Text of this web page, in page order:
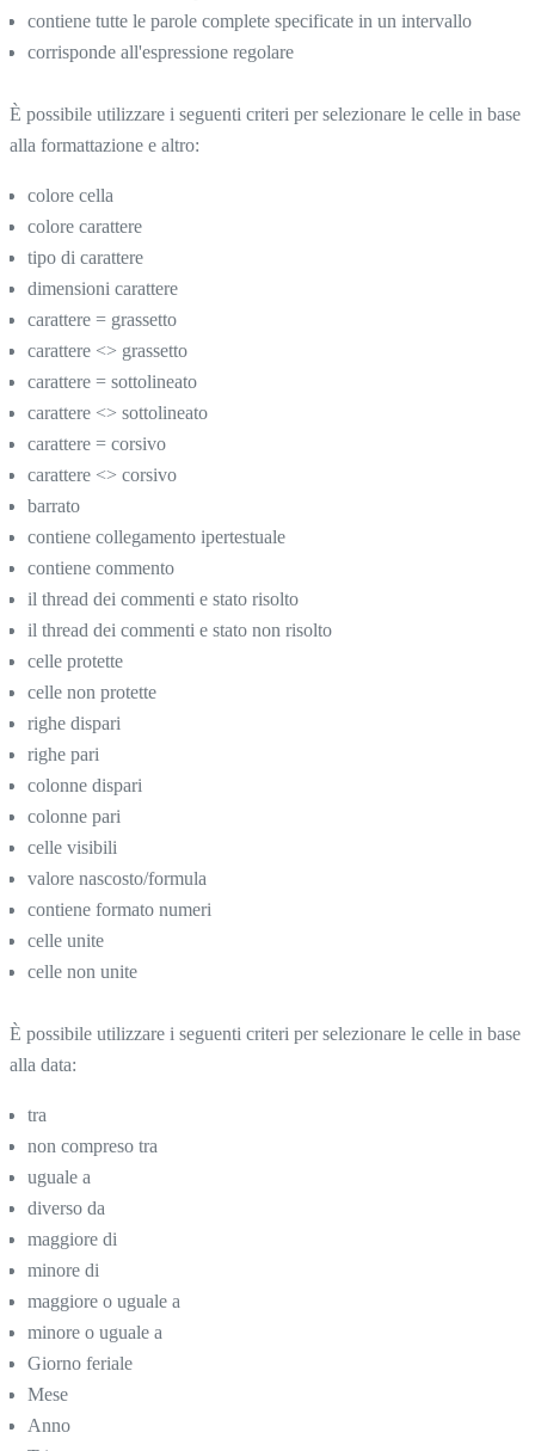
contiene tutte le parole complete specificate in un intervallo
corrisponde all'espressione regolare
È possibile utilizzare i seguenti criteri per selezionare le celle in base
alla formattazione e altro:
colore cella
colore carattere
tipo di carattere
dimensioni carattere
carattere = grassetto
carattere <> grassetto
carattere = sottolineato
carattere <> sottolineato
carattere = corsivo
carattere <> corsivo
barrato
contiene collegamento ipertestuale
contiene commento
il thread dei commenti e stato risolto
il thread dei commenti e stato non risolto
celle protette
celle non protette
righe dispari
righe pari
colonne dispari
colonne pari
celle visibili
valore nascosto/formula
contiene formato numeri
celle unite
celle non unite
È possibile utilizzare i seguenti criteri per selezionare le celle in base
alla data:
tra
non compreso tra
uguale a
diverso da
maggiore di
minore di
maggiore o uguale a
minore o uguale a
Giorno feriale
Mese
Anno